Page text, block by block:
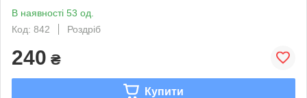
В наявності 53 од.
Код: 842
Роздріб
240 ₴
Купити